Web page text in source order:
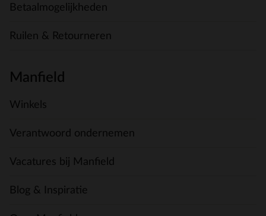
Betaalmogelijkheden
Ruilen & Retourneren
Manfield
Winkels
Verantwoord ondernemen
Vacatures bij Manfield
Blog & Inspiratie